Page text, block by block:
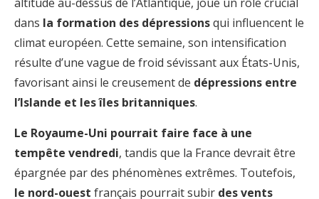
dans la formation des dépressionsqui influencent le
climat européen. Cette semaine, son intensification
résulte d’une vague de froid sévissant aux États-Unis,
favorisant ainsi le creusement de dépressions entre
l’Islande et les îles britanniques.
Le Royaume-Uni pourrait faire face à une
tempête vendredi, tandis que la France devrait être
épargnée par des phénomènes extrêmes. Toutefois,
le nord-ouest français pourrait subir des vents